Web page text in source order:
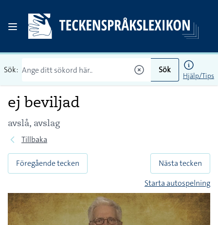
Sök: Sök
Hjälp/Tips
ej beviljad
avslå, avslag
Tillbaka
Föregående tecken
Nästa tecken
Starta autospelning